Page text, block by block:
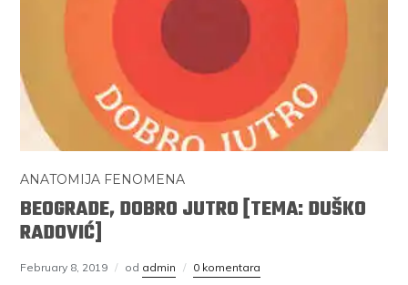
ANATOMIJA FENOMENA
BEOGRADE, DOBRO JUTRO [TEMA: DUŠKO
RADOVIĆ]
February 8, 2019 od admin 0 komentara